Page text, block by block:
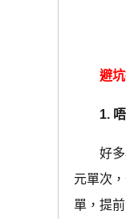
避
1.
好多小
元單次
單，提